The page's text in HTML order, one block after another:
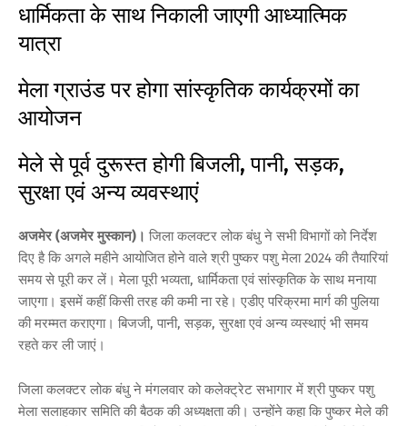
धार्मिकता के साथ निकाली जाएगी आध्यात्मिक
यात्रा
मेला ग्राउंड पर होगा सांस्कृतिक कार्यक्रमों का
आयोजन
मेले से पूर्व दुरूस्त होगी बिजली, पानी, सड़क,
सुरक्षा एवं अन्य व्यवस्थाएं
अजमेर (अजमेर मुस्कान)। जिला कलक्टर लोक बंधु ने सभी विभागों को निर्देश
दिए है कि अगले महीने आयोजित होने वाले श्री पुष्कर पशु मेला 2024 की तैयारियां
समय से पूरी कर लें। मेला पूरी भव्यता, धार्मिकता एवं सांस्कृतिक के साथ मनाया
जाएगा। इसमें कहीं किसी तरह की कमी ना रहे। एडीए परिक्रमा मार्ग की पुलिया
की मरम्मत कराएगा। बिजजी, पानी, सड़क, सुरक्षा एवं अन्य व्यस्थाएं भी समय
रहते कर ली जाएं।
जिला कलक्टर लोक बंधु ने मंगलवार को कलेक्ट्रेट सभागार में श्री पुष्कर पशु
मेला सलाहकार समिति की बैठक की अध्यक्षता की। उन्होंने कहा कि पुष्कर मेले की